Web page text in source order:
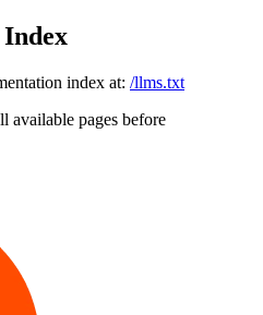
index at: /llms.txt
available pages before